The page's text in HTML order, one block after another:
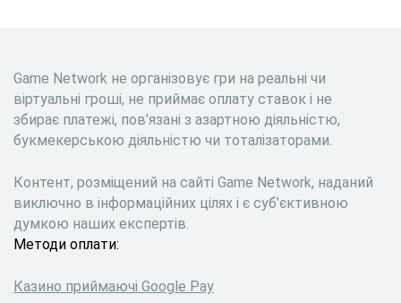
Game Network не організовує гри на реальні чи
віртуальні гроші, не приймає оплату ставок і не
збирає платежі, пов’язані з азартною діяльністю,
букмекерською діяльністю чи тоталізаторами.
Контент, розміщений на сайті Game Network, наданий
виключно в інформаційних цілях і є суб’єктивною
думкою наших експертів.
Методи оплати:
Казино приймаючі Google Pay